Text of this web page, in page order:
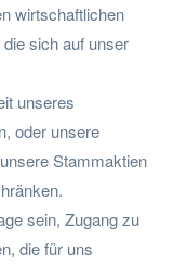
wirtschaftlichen
sich auf unser
unseres
oder unsere
Stammaktien
sein, Zugang zu
die für uns